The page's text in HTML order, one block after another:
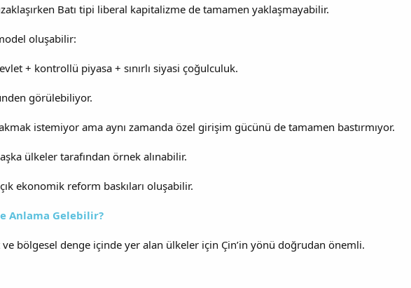
Batı tipi liberal kapitalizme de tamamen yaklaşmayabilir.
oluşabilir:
+ kontrollü piyasa + sınırlı siyasi çoğulculuk.
görülebiliyor.
istemiyor ama aynı zamanda özel girişim gücünü de tamamen bastırmıyor.
ülkeler tarafından örnek alınabilir.
ekonomik reform baskıları oluşabilir.
Anlama Gelebilir?
bölgesel denge içinde yer alan ülkeler için Çin’in yönü doğrudan önemli.